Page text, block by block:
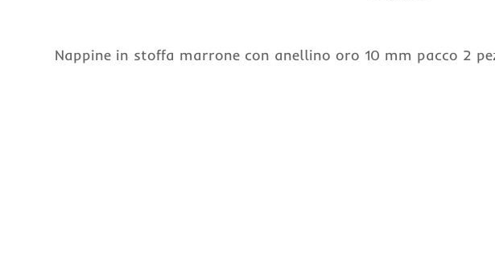
Nappine in stoffa marrone con anellino oro 10 mm pacco 2